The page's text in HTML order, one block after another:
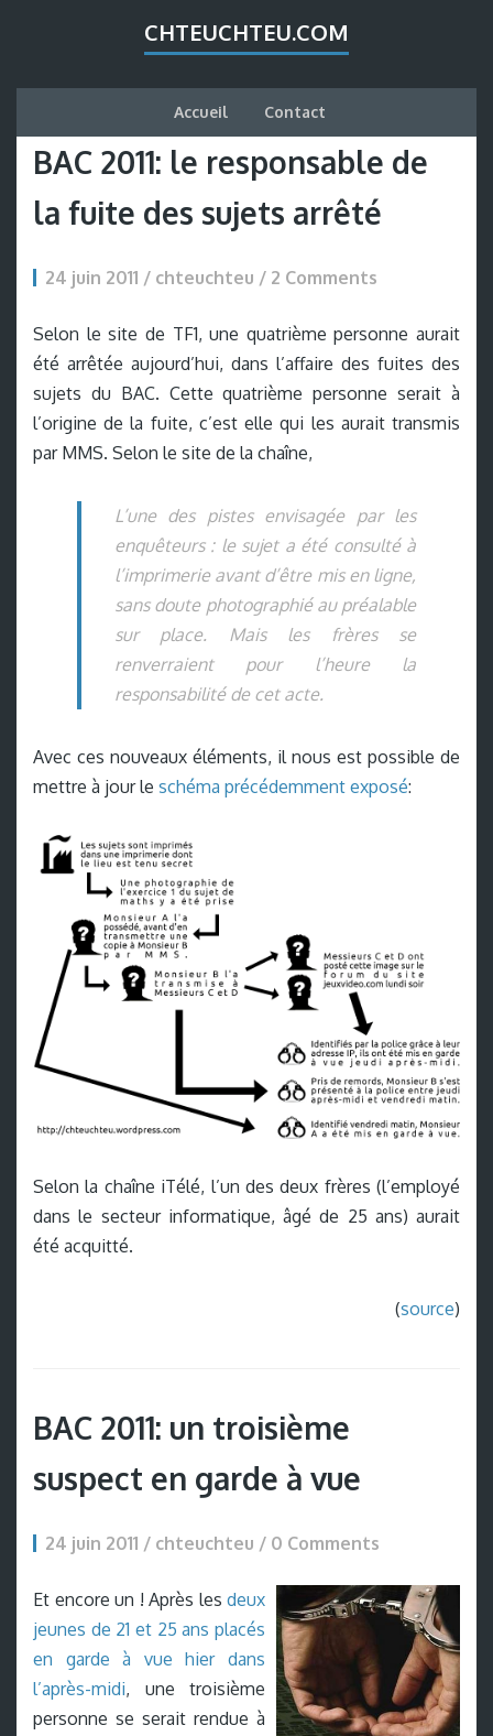
CHTEUCHTEU.COM
Accueil Contact
BAC 2011: le responsable de
la fuite des sujets arrêté
24 juin 2011 / chteuchteu / 2 Comments
Selon le site de TF1, une quatrième personne aurait
été arrêtée aujourd’hui, dans l’affaire des fuites des
sujets du BAC. Cette quatrième personne serait à
l’origine de la fuite, c’est elle qui les aurait transmis
par MMS. Selon le site de la chaîne,
L’une des pistes envisagée par les
enquêteurs : le sujet a été consulté à
l’imprimerie avant d’être mis en ligne,
sans doute photographié au préalable
sur place. Mais les frères se
renverraient pour l’heure la
responsabilité de cet acte.
Avec ces nouveaux éléments, il nous est possible de
mettre à jour le schéma précédemment exposé:
Selon la chaîne iTélé, l’un des deux frères (l’employé
dans le secteur informatique, âgé de 25 ans) aurait
été acquitté.
(source)
BAC 2011: un troisième
suspect en garde à vue
24 juin 2011 / chteuchteu / 0 Comments
Et encore un ! Après les deux
jeunes de 21 et 25 ans placés
en garde à vue hier dans
l’après-midi, une troisième
personne se serait rendue à